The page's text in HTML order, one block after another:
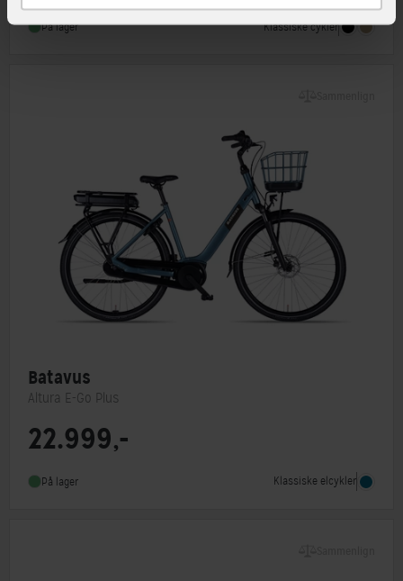
Stelmateriale
Aluminium
Forbremse
Hydraulisk skivebremse Tektro HD-T386
På lager Klassiske cykler
Batavus
Altura E-Go Plus
Motorplacering
Stelmateriale
Aluminium
22.999,-
På lager Klassiske elcykler